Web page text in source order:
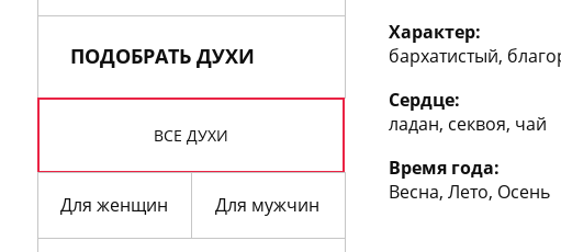
ПОДОБРАТЬ ДУХИ
ВСЕ ДУХИ
Для женщин Для мужчин
Характер:
бархатистый,
Сердце:
ладан, секвоя, чай
Время года:
Весна, Лето, Осень
81